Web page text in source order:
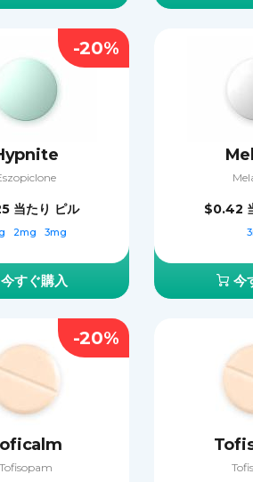
当たり ピル
2mg 3mg
今すぐ購入
-20%
$0.42
今
Tofisopam
-20%